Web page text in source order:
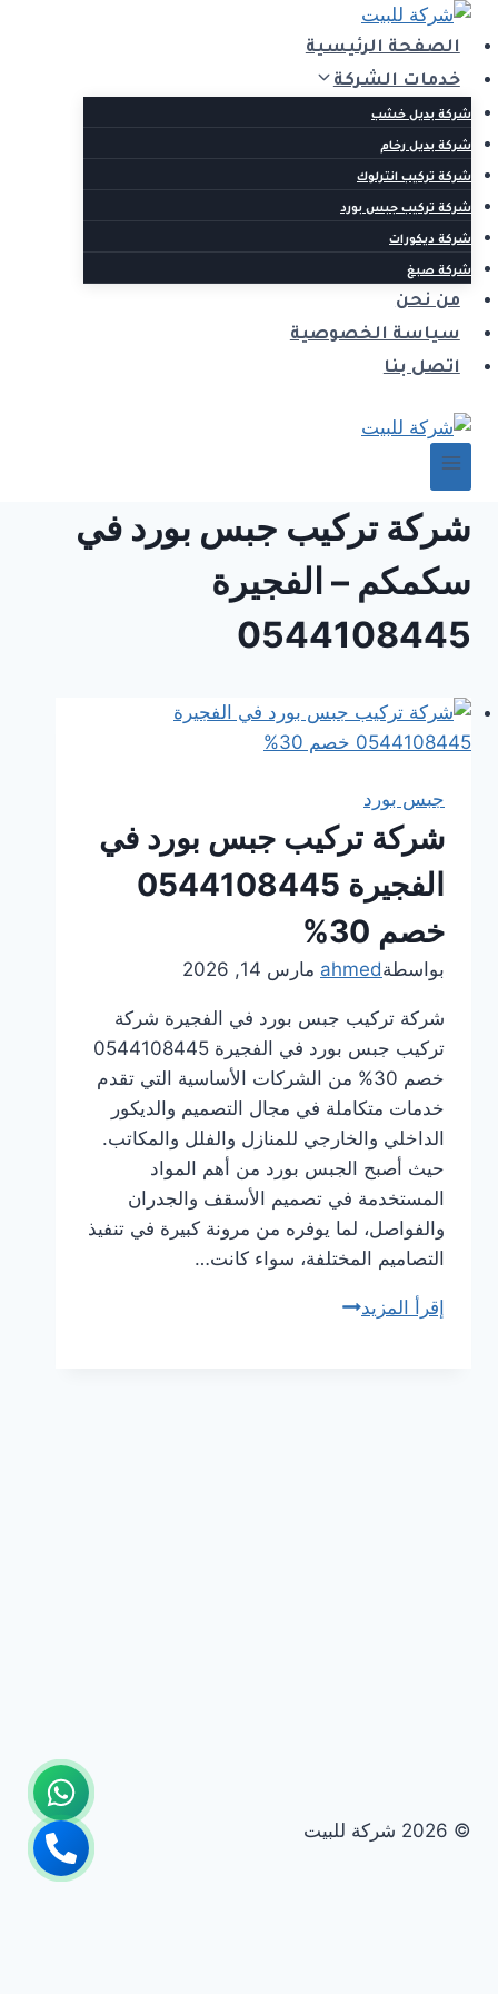
التجاوز
إلى
المحتوى
الصفحة الرئيسية
خدمات الشركة
شركة بديل خشب
شركة بديل رخام
شركة تركيب انترلوك
شركة تركيب جبس بورد
شركة ديكورات
شركة صبغ
من نحن
سياسة الخصوصية
اتصل بنا
شركة تركيب جبس بورد في
سكمكم – الفجيرة
0544108445
جبس بورد
شركة تركيب جبس بورد في
الفجيرة 0544108445
خصم 30%
بواسطةahmed مارس 14, 2026
شركة تركيب جبس بورد في الفجيرة شركة
تركيب جبس بورد في الفجيرة 0544108445
خصم 30% من الشركات الأساسية التي تقدم
خدمات متكاملة في مجال التصميم والديكور
الداخلي والخارجي للمنازل والفلل والمكاتب.
حيث أصبح الجبس بورد من أهم المواد
المستخدمة في تصميم الأسقف والجدران
والفواصل، لما يوفره من مرونة كبيرة في تنفيذ
التصاميم المختلفة، سواء كانت…
إقرأ المزيدشركة
© 2026 شركة للبيت